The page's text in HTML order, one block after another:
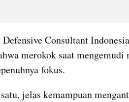
Consultant
merokok saat mengemudi
fokus.
jelas kemampuan